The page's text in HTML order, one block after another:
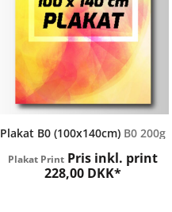
Nemprint
Plakat B0 (100x140cm) B0 200g
Plakat PrintPris inkl. print
228,00 DKK*